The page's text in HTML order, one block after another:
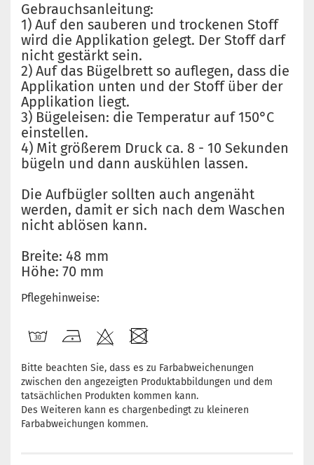
Gebrauchsanleitung:
1) Auf den sauberen und trockenen Stoff
wird die Applikation gelegt. Der Stoff darf
nicht gestärkt sein.
2) Auf das Bügelbrett so auflegen, dass die
Applikation unten und der Stoff über der
Applikation liegt.
3) Bügeleisen: die Temperatur auf 150°C
einstellen.
4) Mit größerem Druck ca. 8 - 10 Sekunden
bügeln und dann auskühlen lassen.
Die Aufbügler sollten auch angenäht
werden, damit er sich nach dem Waschen
nicht ablösen kann.
Breite: 48 mm
Höhe: 70 mm
Pflegehinweise:
Bitte beachten Sie, dass es zu Farbabweichenungen
zwischen den angezeigten Produktabbildungen und dem
tatsächlichen Produkten kommen kann.
Des Weiteren kann es chargenbedingt zu kleineren
Farbabweichungen kommen.